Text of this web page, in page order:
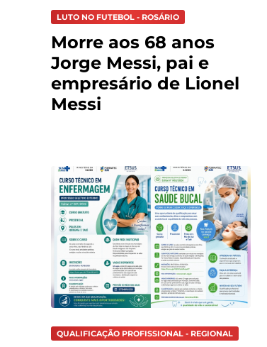
LUTO NO FUTEBOL - ROSÁRIO
Morre aos 68 anos
Jorge Messi, pai e
empresário de Lionel
Messi
QUALIFICAÇÃO PROFISSIONAL - REGIONAL